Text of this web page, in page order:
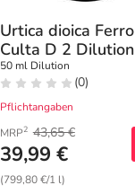
Urtica dioica Ferro
Culta D 2 Dilution
50 ml Dilution
(0)
Pflichtangaben
MRP2 43,65 €
39,99 €
(799,80 €/1 l)